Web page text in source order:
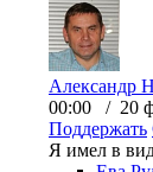
Александр
00:00 / 20
Поддержать
Я имел в